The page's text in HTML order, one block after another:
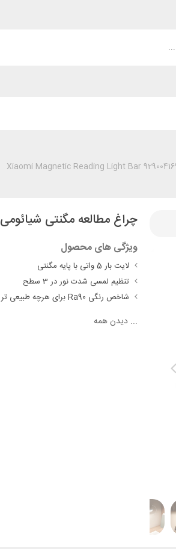
چراغ مطالعه مگنتی شیائومی Xiaomi Magnetic Reading Light Bar 9290041698
ویژگی های محصول
لایت بار 5 واتی با پایه مگنتی
تنظیم لمسی شدت نور در 3 سطح
شاخص رنگی Ra90 برای هرچه طبیعی تر دیده شدن رنگ ها
...دیدن همه